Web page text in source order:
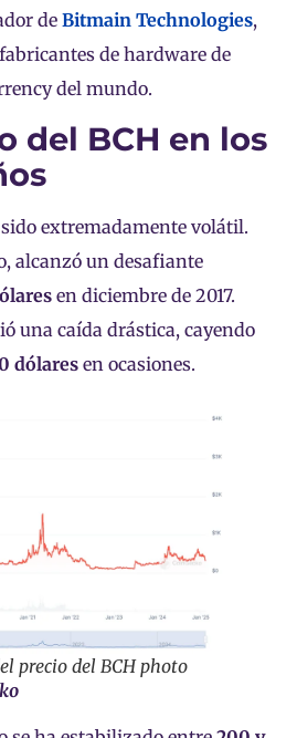
de Bitmain Technologies,
de hardware de
del mundo.
del BCH en los
extremadamente volátil.
alcanzó un desafiante
en diciembre de 2017.
una caída drástica, cayendo
dólares en ocasiones.
precio del BCH photo